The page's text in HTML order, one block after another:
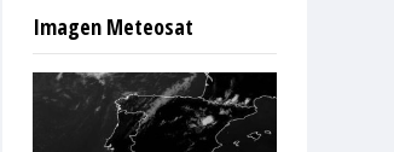
Imagen Meteosat